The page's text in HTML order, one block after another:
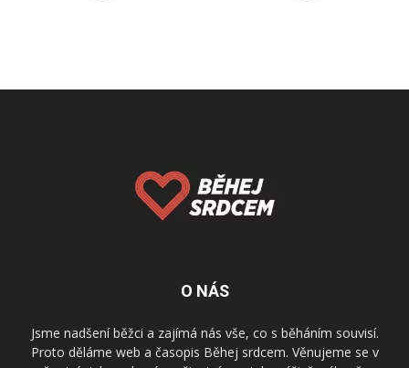
O NÁS
Jsme nadšení běžci a zajímá nás vše, co s běháním souvisí.
Proto děláme web a časopis Běhej srdcem. Věnujeme se v